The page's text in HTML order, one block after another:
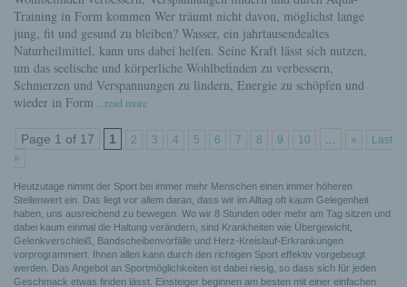
Training in Form kommen Wer träumt nicht davon, möglichst lange
jung, fit und gesund zu bleiben? Wasser, ein jahrtausendealtes
Naturheilmittel, kann uns dabei helfen. Seine Kraft lässt sich nutzen,
um das seelische und körperliche Wohlbefinden zu verbessern,
Schmerzen und Verspannungen zu lindern, Energie zu schöpfen und
wieder in Form ...read more
Page 1 of 17 1 2 3 4 5 6 7 8 9 10 »
Last
»
Heutzutage nimmt der Sport bei immer mehr Menschen einen immer höheren
Stellenwert ein. Das liegt vor allem daran, dass wir im Alltag oft kaum Gelegenheit
haben, uns ausreichend zu bewegen. Wo wir 8 Stunden oder mehr am Tag sitzen und
dabei kaum einmal die Haltung verändern, sind Krankheiten wie Übergewicht,
Gelenkverschleiß, Bandscheibenvorfälle und Herz-Kreislauf-Erkrankungen
vorprogrammiert. Ihnen allen kann durch den richtigen Sport effektiv vorgebeugt
werden. Das Angebot an Sportmöglichkeiten ist dabei riesig, so dass sich für jeden
Geschmack etwas finden lässt. Einsteiger beginnen am besten mit einer einfachen